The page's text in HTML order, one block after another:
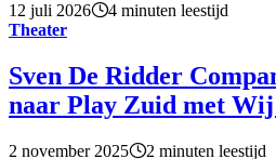
12 juli 2026
4 minuten leestijd
Theater
Sven De Ridder
naar Play Zuid met Wij
2 november 2025
2 minuten leestijd